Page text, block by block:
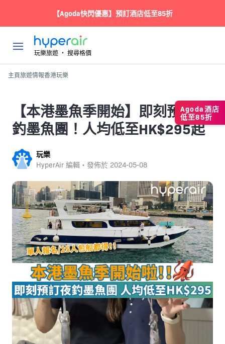
【Agoda快閃優惠】預訂酒店低至85折
玩樂旅遊 ‧ 搜尋格價
主頁旅遊情報香港玩樂
【本港墨魚季開始】即刻預訂夜
釣墨魚團！人均低至HK$295起
玩樂
HyperAir 編輯・發佈於 2024-05-08
Agoda酒店
低至85折